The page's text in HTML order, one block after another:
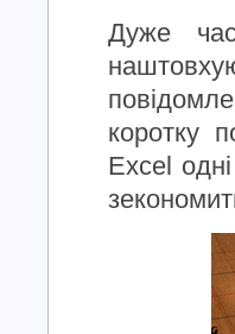
Дуже
коротку
Excel